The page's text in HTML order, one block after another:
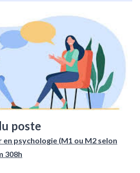
poste
psychologie (M1 ou M2 selon
308h